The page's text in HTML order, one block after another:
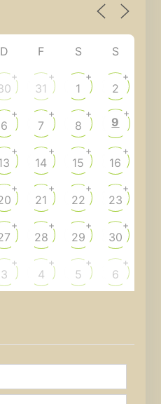
D F S S
+
31
+
1
+
2
+
6
+
7
+
8
+
9
+
+
14
+
15
+
16
+
+
21
+
22
+
23
+
+
28
+
29
+
30
+
3
+
4
+
5
+
6
+